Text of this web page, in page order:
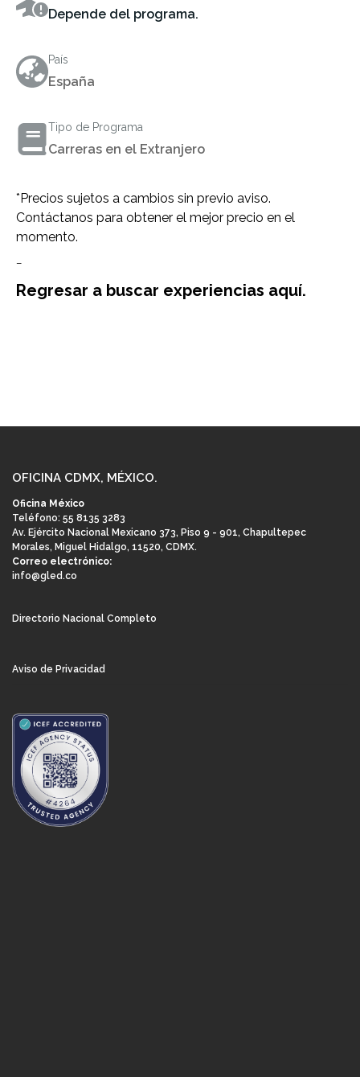
Depende del programa.
País
España
Tipo de Programa
Carreras en el Extranjero
*Precios sujetos a cambios sin previo aviso.
Contáctanos para obtener el mejor precio en el
momento.
–
Regresar a buscar experiencias aquí.
OFICINA CDMX, MÉXICO.
Oficina México
Teléfono: 55 8135 3283
Av. Ejército Nacional Mexicano 373, Piso 9 - 901, Chapultepec
Morales, Miguel Hidalgo, 11520, CDMX.
Correo electrónico:
info@gled.co
Directorio Nacional Completo
Aviso de Privacidad